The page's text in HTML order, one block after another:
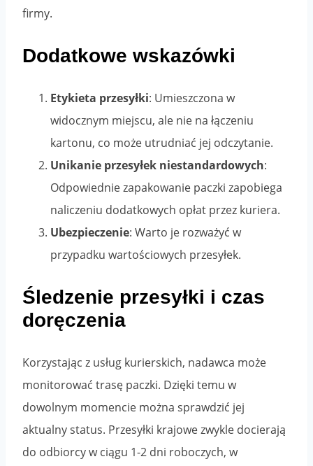
firmy.
Dodatkowe wskazówki
Etykieta przesyłki: Umieszczona w
widocznym miejscu, ale nie na łączeniu
kartonu, co może utrudniać jej odczytanie.
Unikanie przesyłek niestandardowych:
Odpowiednie zapakowanie paczki zapobiega
naliczeniu dodatkowych opłat przez kuriera.
Ubezpieczenie: Warto je rozważyć w
przypadku wartościowych przesyłek.
Śledzenie przesyłki i czas
doręczenia
Korzystając z usług kurierskich, nadawca może
monitorować trasę paczki. Dzięki temu w
dowolnym momencie można sprawdzić jej
aktualny status. Przesyłki krajowe zwykle docierają
do odbiorcy w ciągu 1-2 dni roboczych, w